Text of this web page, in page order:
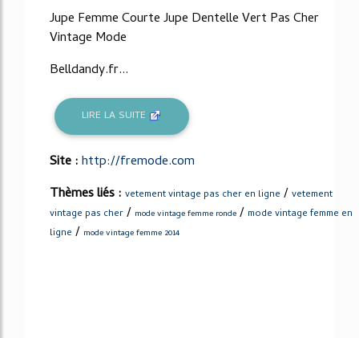
Jupe Femme Courte Jupe Dentelle Vert Pas Cher
Vintage Mode
Belldandy.fr...
LIRE LA SUITE
Site :http://fremode.com
Thèmes liés : vetement vintage pas cher en ligne / vetement
vintage pas cher / mode vintage femme ronde / mode vintage femme en
ligne / mode vintage femme 2014